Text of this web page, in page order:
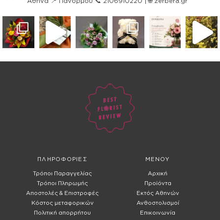
ΠΛΗΡΟΦΟΡΙΕΣ
Τρόποι Παραγγελίας
Τρόποι Πληρωμής
Αποστολές & Επιστροφές
Κόστος μεταφορικών
Πολιτική απορρήτου
ΜΕΝΟΥ
Αρχική
Προϊόντα
Εκτός Αθηνών
Ανθοστολισμοί
Επικοινωνία